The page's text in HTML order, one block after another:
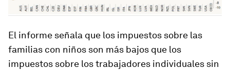
El informe señala que los impuestos sobre las
familias con niños son más bajos que los
impuestos sobre los trabajadores individuales sin